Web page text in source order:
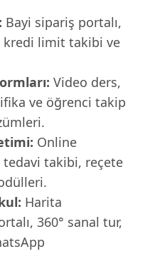
Bayi sipariş portalı,
limit takibi ve
Video ders,
ve öğrenci takip
Online
tedavi takibi, reçete
Harita
360° sanal tur,